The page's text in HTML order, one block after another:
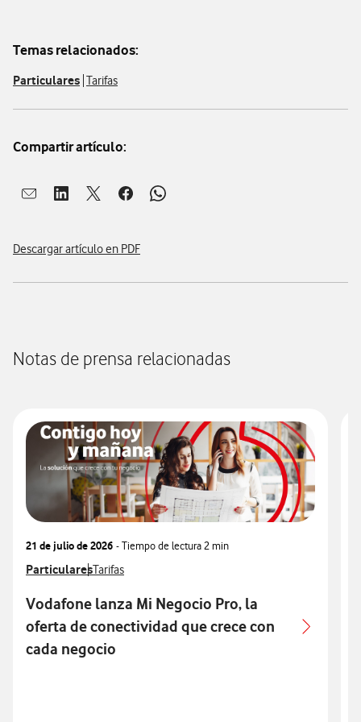
Temas relacionados:
Particulares Tarifas
Compartir artículo:
Abrir ventana para compartir en mail
Abrir ventana para compartir en linkedin
Abrir ventana para compartir en twitter
Abrir ventana para compartir en facebook
Abrir ventana para compartir en
Descargar artículo en PDF
Notas de prensa relacionadas
21 de julio de 2026 - Tiempo de lectura2 min
Ver más notas de prensa relacionados con
ParticularesVer más notas de prensa relacionados con
Tarifas
Vodafone lanza Mi Negocio Pro, la
oferta de conectividad que crece con
cada negocio